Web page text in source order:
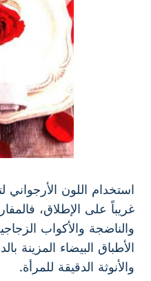
استخدام اللون
غريباً على الإطلاق،
والناضجة والأكواب
الأطباق البيضاء المزينة
والأنوثة الدقيقة للمرأة.